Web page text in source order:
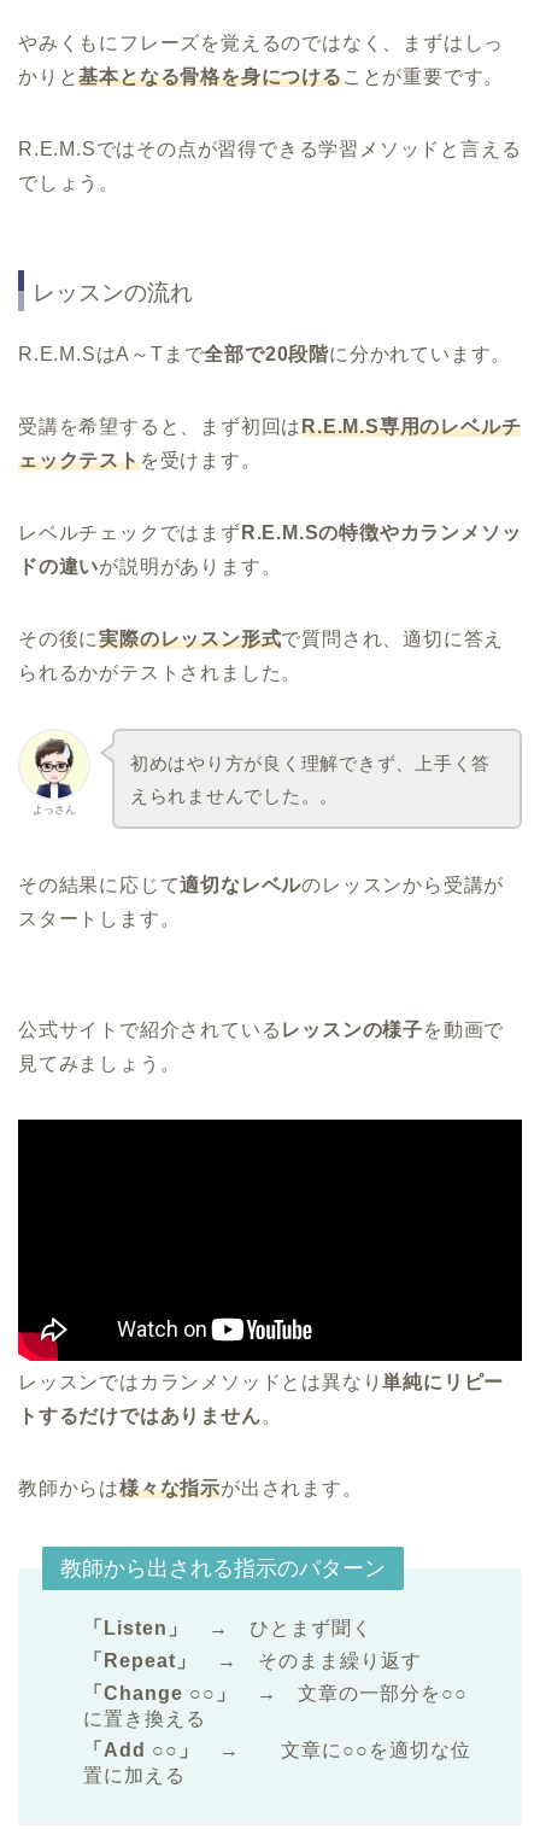
やみくもにフレーズを覚えるのではなく、まずはしっ
かりと基本となる骨格を身につけることが重要です。
R.E.M.Sではその点が習得できる学習メソッドと言える
でしょう。
レッスンの流れ
R.E.M.SはA～Tまで全部で20段階に分かれています。
受講を希望すると、まず初回はR.E.M.S専用のレベルチ
ェックテストを受けます。
レベルチェックではまず R.E.M.Sの特徴やカランメソッ
ドの違いが説明があります。
その後に実際のレッスン形式で質問され、適切に答え
られるかがテストされました。
よっさん
初めはやり方が良く理解できず、上手く答
えられませんでした。。
その結果に応じて適切なレベルのレッスンから受講が
スタートします。
公式サイトで紹介されている レッスンの様子を動画で
見てみましょう。
レッスンではカランメソッドとは異なり単純にリピー
トするだけではありません。
教師からは様々な指示が出されます。
教師から出される指示のパターン
「Listen」
→ ひとまず聞く
「Repeat」
→ そのまま繰り返す
「Change ○○」
→ 文章の一部分を○○
に置き換える
「Add ○○」
→ 文章に○○を適切な位
置に加える